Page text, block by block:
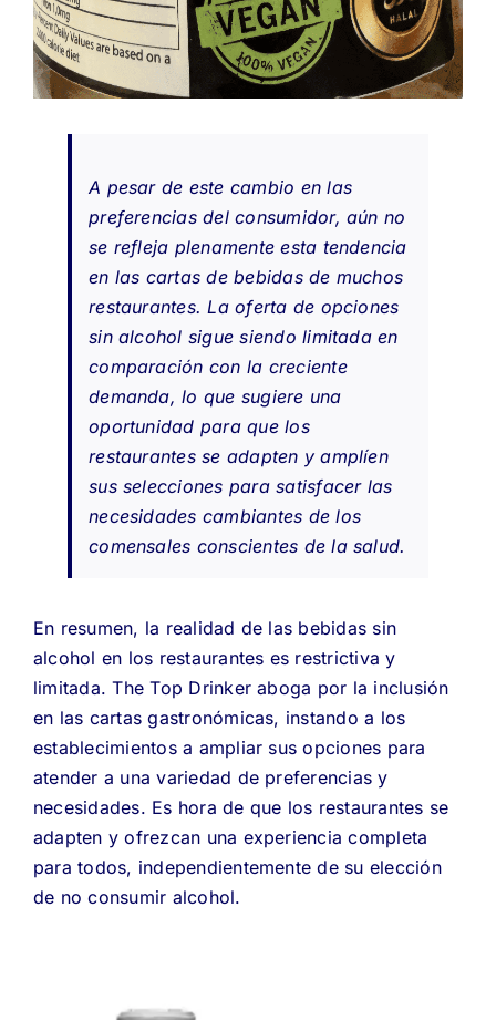
A pesar de este cambio en las
preferencias del consumidor, aún no
se refleja plenamente esta tendencia
en las cartas de bebidas de muchos
restaurantes. La oferta de opciones
sin alcohol sigue siendo limitada en
comparación con la creciente
demanda, lo que sugiere una
oportunidad para que los
restaurantes se adapten y amplíen
sus selecciones para satisfacer las
necesidades cambiantes de los
comensales conscientes de la salud.
En resumen, la realidad de las bebidas sin
alcohol en los restaurantes es restrictiva y
limitada. The Top Drinker aboga por la inclusión
en las cartas gastronómicas, instando a los
establecimientos a ampliar sus opciones para
atender a una variedad de preferencias y
necesidades. Es hora de que los restaurantes se
adapten y ofrezcan una experiencia completa
para todos, independientemente de su elección
de no consumir alcohol.